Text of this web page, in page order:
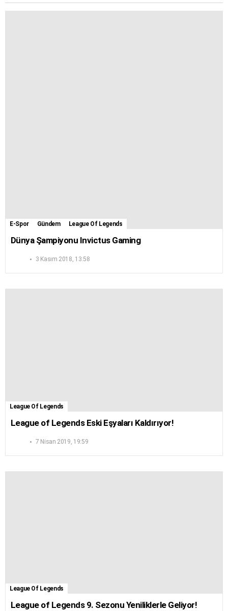
E-Spor Gündem League Of Legends
Dünya Şampiyonu Invictus Gaming
3 Kasım 2018, 13:58
League Of Legends
League of Legends Eski Eşyaları Kaldırıyor!
7 Nisan 2019, 19:59
League Of Legends
League of Legends 9. Sezonu Yeniliklerle Geliyor!